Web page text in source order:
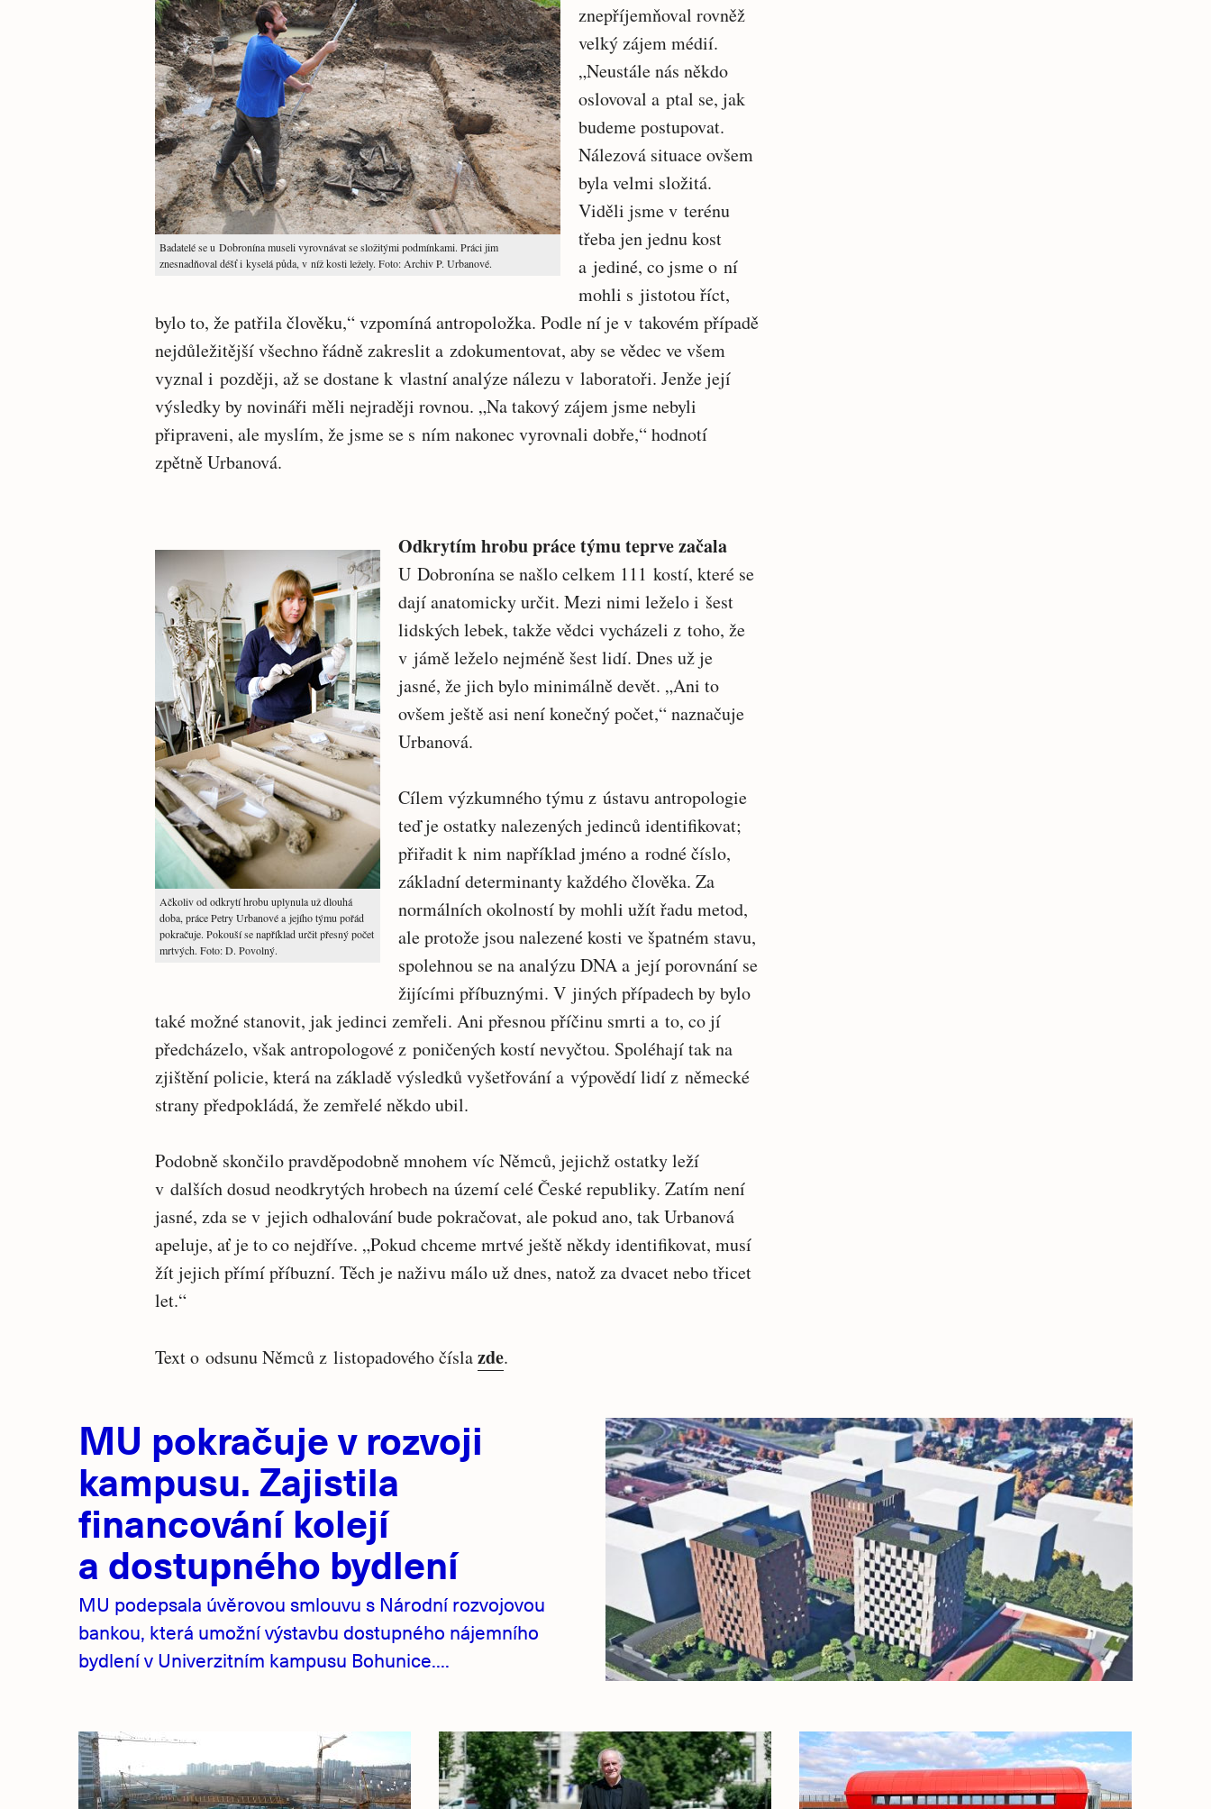
Badatelé se u Dobronína museli vyrovnávat se složitými podmínkami. Práci jim
znesnadňoval déšť i kyselá půda, v níž kosti ležely. Foto: Archiv P. Urbanové.
znepříjemňoval rovněž
velký zájem médií.
„Neustále nás někdo
oslovoval a ptal se, jak
budeme postupovat.
Nálezová situace ovšem
byla velmi složitá.
Viděli jsme v terénu
třeba jen jednu kost
a jediné, co jsme o ní
mohli s jistotou říct,
bylo to, že patřila člověku,“ vzpomíná antropoložka. Podle ní je v takovém případě
nejdůležitější všechno řádně zakreslit a zdokumentovat, aby se vědec ve všem
vyznal i později, až se dostane k vlastní analýze nálezu v laboratoři. Jenže její
výsledky by novináři měli nejraději rovnou. „Na takový zájem jsme nebyli
připraveni, ale myslím, že jsme se s ním nakonec vyrovnali dobře,“ hodnotí
zpětně Urbanová.
Ačkoliv od odkrytí hrobu uplynula už dlouhá
doba, práce Petry Urbanové a jejího týmu pořád
pokračuje. Pokouší se například určit přesný počet
mrtvých. Foto: D. Povolný.
Odkrytím hrobu práce týmu teprve začala
U Dobronína se našlo celkem 111 kostí, které se
dají anatomicky určit. Mezi nimi leželo i šest
lidských lebek, takže vědci vycházeli z toho, že
v jámě leželo nejméně šest lidí. Dnes už je
jasné, že jich bylo minimálně devět. „Ani to
ovšem ještě asi není konečný počet,“ naznačuje
Urbanová.
Cílem výzkumného týmu z ústavu antropologie
teď je ostatky nalezených jedinců identifikovat;
přiřadit k nim například jméno a rodné číslo,
základní determinanty každého člověka. Za
normálních okolností by mohli užít řadu metod,
ale protože jsou nalezené kosti ve špatném stavu,
spolehnou se na analýzu DNA a její porovnání se
žijícími příbuznými. V jiných případech by bylo
také možné stanovit, jak jedinci zemřeli. Ani přesnou příčinu smrti a to, co jí
předcházelo, však antropologové z poničených kostí nevyčtou. Spoléhají tak na
zjištění policie, která na základě výsledků vyšetřování a výpovědí lidí z německé
strany předpokládá, že zemřelé někdo ubil.
Podobně skončilo pravděpodobně mnohem víc Němců, jejichž ostatky leží
v dalších dosud neodkrytých hrobech na území celé České republiky. Zatím není
jasné, zda se v jejich odhalování bude pokračovat, ale pokud ano, tak Urbanová
apeluje, ať je to co nejdříve. „Pokud chceme mrtvé ještě někdy identifikovat, musí
žít jejich přímí příbuzní. Těch je naživu málo už dnes, natož za dvacet nebo třicet
let.“
Text o odsunu Němců z listopadového číslazde.
novinky
MU pokračuje v rozvoji
kampusu. Zajistila
financování kolejí
a dostupného bydlení
MU podepsala úvěrovou smlouvu s Národní rozvojovou
bankou, která umožní výstavbu dostupného nájemního
bydlení v Univerzitním kampusu Bohunice....